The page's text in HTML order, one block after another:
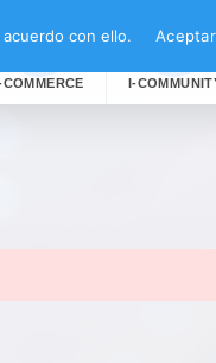
COMMERCE I-
con ello. Aceptar